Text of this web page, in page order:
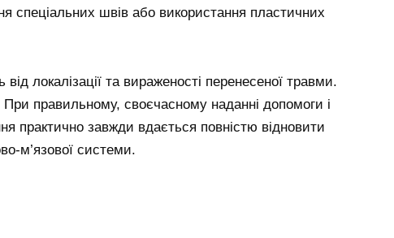
спеціальних швів або використання пластичних
локалізації та вираженості перенесеної травми.
правильному, своєчасному наданні допомоги і
практично завжди вдається повністю відновити
м’язової системи.